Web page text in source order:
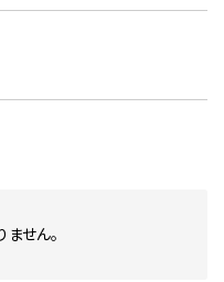
せん。